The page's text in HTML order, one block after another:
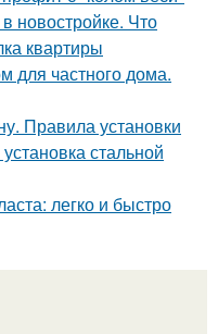
новостройке. Что
квартиры
для частного дома.
Правила установки
стальной
легко и быстро